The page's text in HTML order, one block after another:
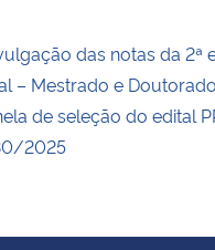
das notas da 2ª
– Mestrado e
de seleção do edital
2025